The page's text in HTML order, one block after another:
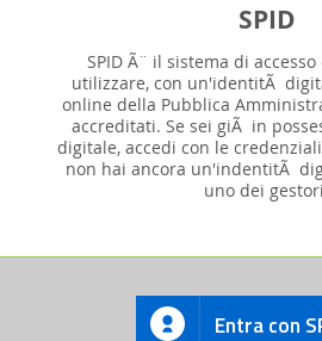
SPID
SPID Ã¨ il sistema di
utilizzare, con un'identitÃ
online della Pubblica
accreditati. Se sei giÃ in
digitale, accedi con le
non hai ancora un'indentitÃ
uno dei
Entra con